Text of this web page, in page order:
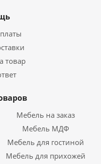
товар
Мебель на заказ
Мебель МДФ
Мебель для гостиной
Мебель для прихожей